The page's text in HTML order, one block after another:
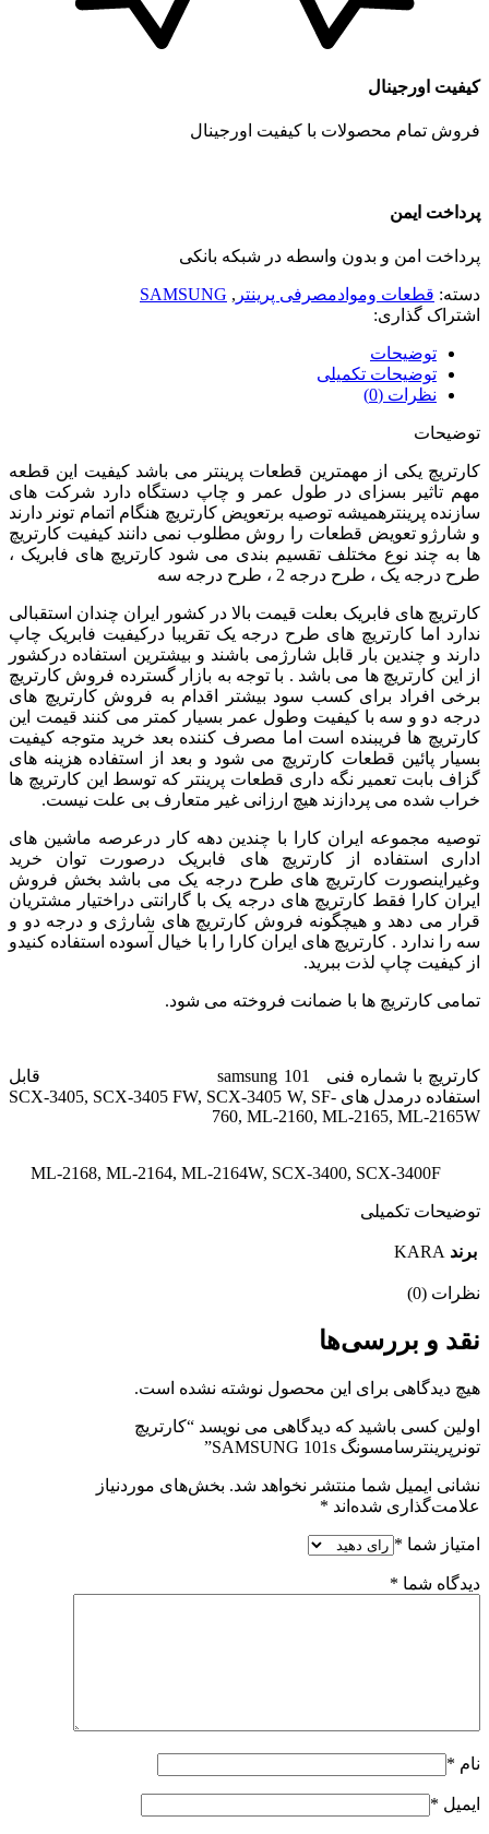
کیفیت اورجینال
فروش تمام محصولات با کیفیت اورجینال
پرداخت ایمن
پرداخت امن و بدون واسطه در شبکه بانکی
دسته: قطعات وموادمصرفی پرینتر ,
SAMSUNG
اشتراک گذاری:
توضیحات
توضیحات تکمیلی
نظرات (0)
توضیحات
کارتریچ یکی از مهمترین قطعات پرینتر می باشد کیفیت این قطعه
مهم تاثیر بسزای در طول عمر و چاپ دستگاه دارد شرکت های
سازنده پرینترهمیشه توصیه برتعویض کارتریچ هنگام اتمام تونر دارند
و شارژو تعویض قطعات را روش مطلوب نمی دانند کیفیت کارتریچ
ها به چند نوع مختلف تقسیم بندی می شود کارتریچ های فابریک ،
طرح درجه یک ، طرح درجه 2 ، طرح درجه سه
کارتریچ های فابریک بعلت قیمت بالا در کشور ایران چندان استقبالی
ندارد اما کارتریچ های طرح درجه یک تقریبا درکیفیت فابریک چاپ
دارند و چندین بار قابل شارژمی باشند و بیشترین استفاده درکشور
از این کارتریچ ها می باشد . با توجه به بازار گسترده فروش کارتریچ
برخی افراد برای کسب سود بیشتر اقدام به فروش کارتریچ های
درجه دو و سه با کیفیت وطول عمر بسیار کمتر می کنند قیمت این
کارتریچ ها فریبنده است اما مصرف کننده بعد خرید متوجه کیفیت
بسیار پائین قطعات کارتریچ می شود و بعد از استفاده هزینه های
گزاف بابت تعمیر نگه داری قطعات پرینتر که توسط این کارتریچ ها
خراب شده می پردازند هیچ ارزانی غیر متعارف بی علت نیست.
توصیه مجموعه ایران کارا با چندین دهه کار درعرصه ماشین های
اداری استفاده از کارتریچ های فابریک درصورت توان خرید
وغیراینصورت کارتریچ های طرح درجه یک می باشد بخش فروش
ایران کارا فقط کارتریچ های درجه یک با گارانتی دراختیار مشتریان
قرار می دهد و هیچگونه فروش کارتریچ های شارژی و درجه دو و
سه را ندارد . کارتریچ های ایران کارا را با خیال آسوده استفاده کنیدو
از کیفیت چاپ لذت ببرید.
تمامی کارتریچ ها با ضمانت فروخته می شود.
کارتریچ با شماره فنی samsung 101قابل
استفاده درمدل های SCX-3405, SCX-3405 FW, SCX-3405 W, SF-
760, ML-2160, ML-2165, ML-2165W
توضیحات تکمیلی
برند KARA
نظرات (0)
نقد و بررسی‌ها
هیچ دیدگاهی برای این محصول نوشته نشده است.
اولین کسی باشید که دیدگاهی می نویسد “کارتریچ
تونرپرینترسامسونگ SAMSUNG 101s”
نشانی ایمیل شما منتشر نخواهد شد. بخش‌های موردنیاز
علامت‌گذاری شده‌اند *
امتیاز شما *
دیدگاه شما *
نام *
ایمیل *